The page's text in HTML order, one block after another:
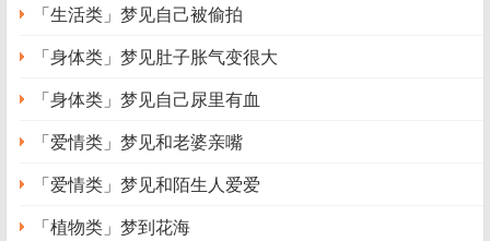
「生活类」梦见自己被偷拍
「身体类」梦见肚子胀气变很大
「身体类」梦见自己尿里有血
「爱情类」梦见和老婆亲嘴
「爱情类」梦见和陌生人爱爱
「植物类」梦到花海